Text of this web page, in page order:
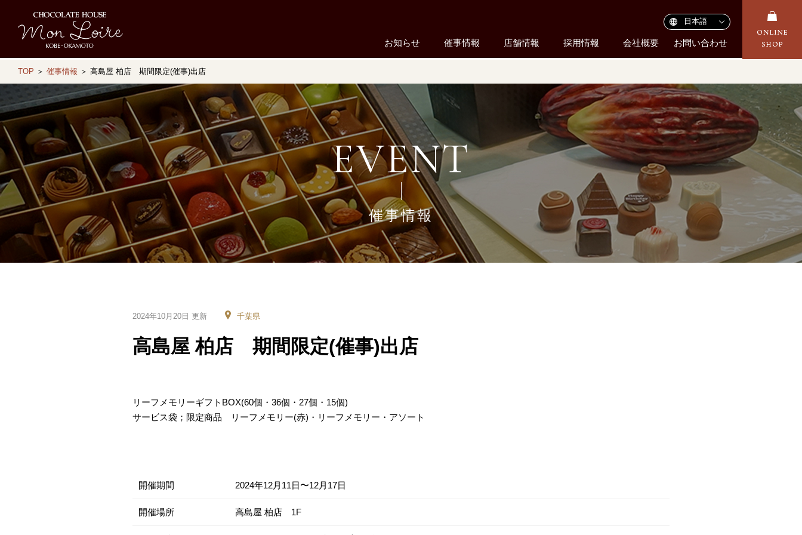
お知らせ 催事情報 店舗情報 採用情報 会社概要 お問い合わせ
TOP ＞ 催事情報 ＞ 高島屋 柏店 期間限定(催事)出店
EVENT
催事情報
2024年10月20日 更新 千葉県
高島屋 柏店 期間限定(催事)出店
リーフメモリーギフトBOX(60個・36個・27個・15個)
サービス袋；限定商品 リーフメモリー(赤)・リーフメモリー・アソート
開催期間 2024年12月11日〜12月17日
開催場所 高島屋 柏店 1F